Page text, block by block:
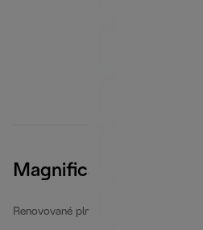
Magnifica S
Renovované plne automatické kávovary